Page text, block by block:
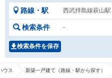
路線・駅 西武拝島線萩山駅
検索条件 -
検索条件を保存
ウス 新築一戸建て（路線・駅から探す）